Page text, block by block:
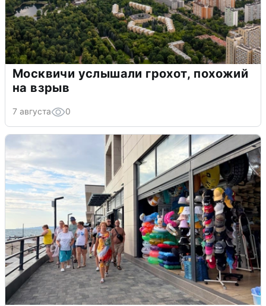
Москвичи услышали грохот, похожий
на взрыв
7 августа 0